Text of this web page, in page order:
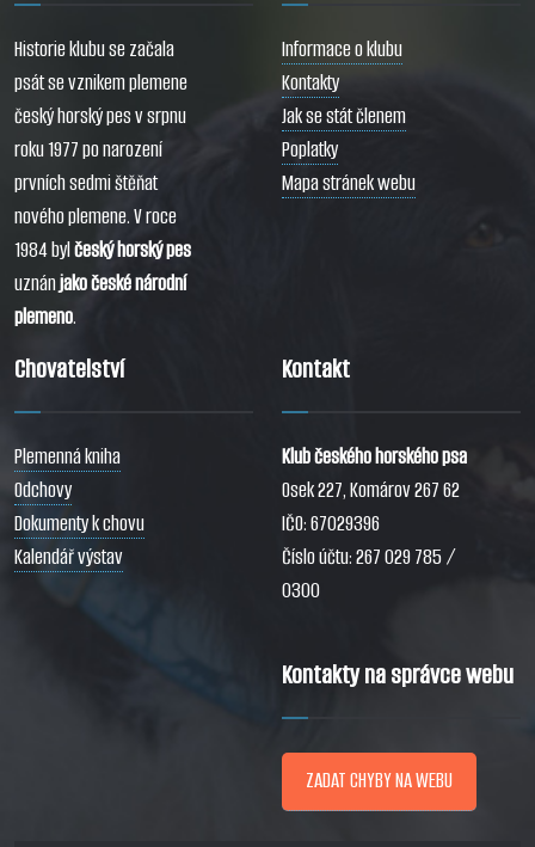
Historie klubu se začala
psát se vznikem plemene
český horský pes v srpnu
roku 1977 po narození
prvních sedmi štěňat
nového plemene. V roce
1984 bylčeský horský pes
uznánjako české národní
plemeno.
Informace o klubu
Kontakty
Jak se stát členem
Poplatky
Mapa stránek webu
Chovatelství
Plemenná kniha
Odchovy
Dokumenty k chovu
Kalendář výstav
Kontakt
Klub českého horského psa
Osek 227, Komárov 267 62
IČO: 67029396
Číslo účtu: 267 029 785 /
0300
Kontakty na správce webu
ZADAT CHYBY NA WEBU